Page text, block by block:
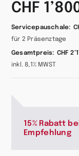
CHF
Servicepauschale:
für 2 Präsenztage
Gesamtpreis: CHF
inkl. 8,1% MWST
15% Rabatt
Empfehlung